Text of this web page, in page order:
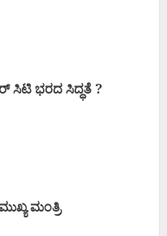
ಸಿಟಿ ಭರದ ಸಿದ್ಧತೆ ?
ಮಂತ್ರಿ